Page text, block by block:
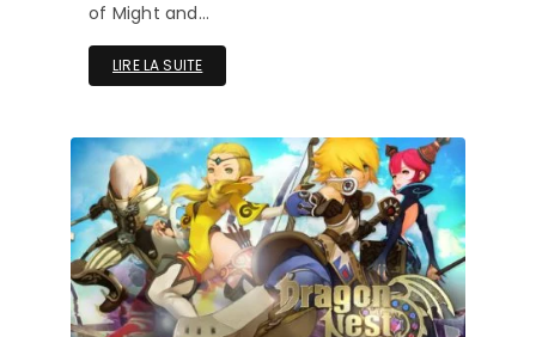
of Might and…
LIRE LA SUITE